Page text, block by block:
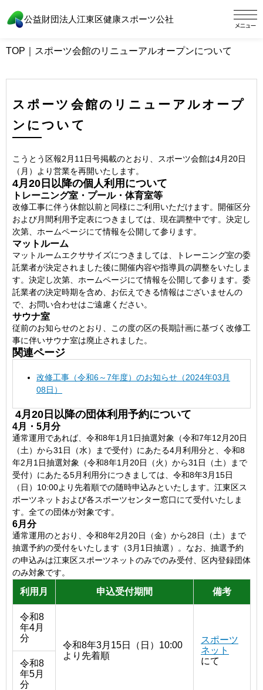
公益財団法人江東区健康スポーツ公社
TOP スポーツ会館のリニューアルオープンについて
スポーツ会館のリニューアルオープ
ンについて
こうとう区報2月11日号掲載のとおり、スポーツ会館は4月20日
（月）より営業を再開いたします。
4月20日以降の個人利用について
トレーニング室・プール・体育室等
改修工事に伴う休館以前と同様にご利用いただけます。開催区分
および月間利用予定表につきましては、現在調整中です。決定し
次第、ホームページにて情報を公開して参ります。
マットルーム
マットルームエクササイズにつきましては、トレーニング室の委
託業者が決定されました後に開催内容や指導員の調整をいたしま
す。決定し次第、ホームページにて情報を公開して参ります。委
託業者の決定時期を含め、お伝えできる情報はございませんの
で、お問い合わせはご遠慮ください。
サウナ室
従前のお知らせのとおり、この度の区の長期計画に基づく改修工
事に伴いサウナ室は廃止されました。
関連ページ
改修工事（令和6～7年度）のお知らせ（2024年03月
08日）
4月20日以降の団体利用予約について
4月・5月分
通常運用であれば、令和8年1月1日抽選対象（令和7年12月20日
（土）から31日（水）まで受付）にあたる4月利用分と、令和8
年2月1日抽選対象（令和8年1月20日（火）から31日（土）まで
受付）にあたる5月利用分につきましては、令和8年3月15日
（日）10:00より先着順での随時申込みといたします。江東区ス
ポーツネットおよび各スポーツセンター窓口にて受付いたしま
す。全ての団体が対象です。
6月分
通常運用のとおり、令和8年2月20日（金）から28日（土）まで
抽選予約の受付をいたします（3月1日抽選）。なお、抽選予約
の申込みは江東区スポーツネットのみでのみ受付、区内登録団体
のみ対象です。
利用月 申込受付期間 備考
令和8
年4月
分
令和8年3月15日（日）10:00
より先着順
スポーツ
ネット
にて
令和8
年5月
分